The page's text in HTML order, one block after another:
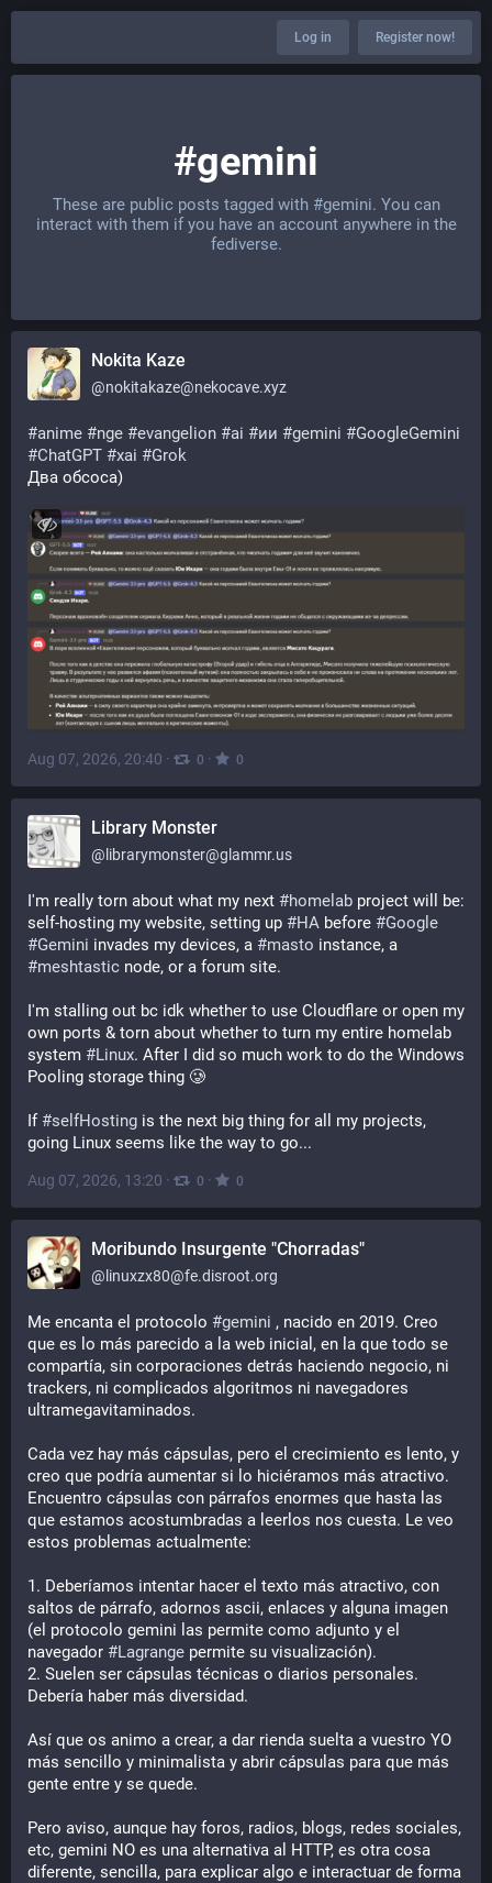
Log in Register now!
#gemini
These are public posts tagged with #gemini. You can
interact with them if you have an account anywhere in the
fediverse.
Nokita Kaze
@nokitakaze@nekocave.xyz
#anime #nge #evangelion #ai #ии #gemini #GoogleGemini
#ChatGPT #xai #Grok
Два обсоса)
Aug 07, 2026, 20:40 · 0 · 0
Library Monster
@ librarymonster@glammr.us
I'm really torn about what my next #homelab project will be:
self-hosting my website, setting up #HA before #Google
#Gemini invades my devices, a #masto
#meshtastic node, or a forum site.
I'm stalling out bc idk whether to use Cloudflare or open my
own ports & torn about whether to turn my entire homelab
system #Linux. After I did so much work to do the Windows
Pooling storage thing 🥲
If #selfHosting is the next big thing for all my projects,
going Linux seems like the way to go...
Aug 07, 2026, 13:20 · 0 · 0
Moribundo Insurgente "Chorradas"
@ linuxzx80@fe.disroot.org
Me encanta el protocolo #gemini , nacido en 2019. Creo
que es lo más parecido a la web inicial, en la que todo se
compartía, sin corporaciones detrás haciendo negocio, ni
trackers, ni complicados algoritmos ni navegadores
ultramegavitaminados.
Cada vez hay más cápsulas, pero el crecimiento es lento, y
creo que podría aumentar si lo hiciéramos más atractivo.
Encuentro cápsulas con párrafos enormes que hasta las
que estamos acostumbradas a leerlos nos cuesta. Le veo
estos problemas actualmente:
1. Deberíamos intentar hacer el texto más atractivo, con
saltos de párrafo, adornos ascii, enlaces y alguna imagen
(el protocolo gemini las permite como adjunto y el
navegador #Lagrange permite su visualización).
2. Suelen ser cápsulas técnicas o diarios personales.
Debería haber más diversidad.
Así que os animo a crear, a dar rienda suelta a vuestro YO
más sencillo y minimalista y abrir cápsulas para que más
gente entre y se quede.
Pero aviso, aunque hay foros, radios, blogs, redes sociales,
etc, gemini NO es una alternativa al HTTP, es otra cosa
diferente, sencilla, para explicar algo e interactuar de forma